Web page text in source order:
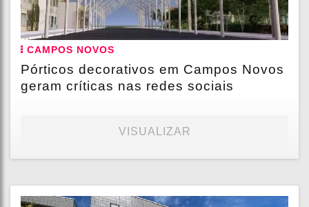
CAMPOS NOVOS
Pórticos decorativos em Campos Novos
geram críticas nas redes sociais
VISUALIZAR